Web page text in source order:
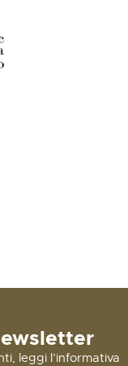
leggi l’informativa